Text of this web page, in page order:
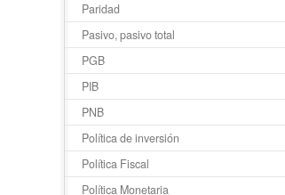
Paridad
Pasivo, pasivo total
PGB
PIB
PNB
Política de inversión
Política Fiscal
Política Monetaria